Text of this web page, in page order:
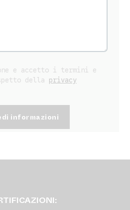
e accetto i termini e
della privacy